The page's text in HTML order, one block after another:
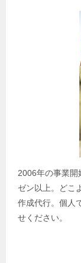
2006年の事業開
ゼン以上。どこ
作成代行。個人
せください。